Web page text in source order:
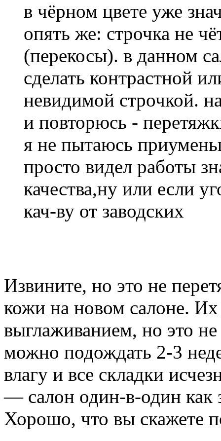
в чёрном цвете уже
опять же: строчка не
(перекосы). в данном
сделать контрастной
невидимой строчкой.
и повторюсь -
я не пытаюсь
просто видел работы
качества,ну или если
кач-ву от заводских
Извините, но это не
кожи на новом салоне.
выглаживанием, но это
можно подождать 2-3
влагу и все складки
— салон один-в-один как
Хорошо, что вы скажете